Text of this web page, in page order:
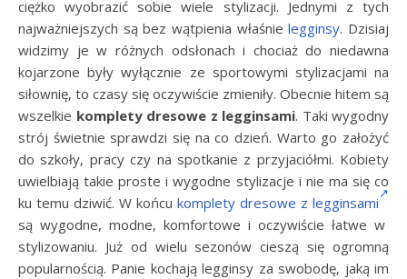
ciężko wyobrazić sobie wiele stylizacji. Jednymi z tych
najważniejszych są bez wątpienia właśnielegginsy. Dzisiaj
widzimy je w różnych odsłonach i chociaż do niedawna
kojarzone były wyłącznie ze sportowymi stylizacjami na
siłownię, to czasy się oczywiście zmieniły. Obecnie hitem są
wszelkie komplety dresowe z legginsami. Taki wygodny
strój świetnie sprawdzi się na co dzień. Warto go założyć
do szkoły, pracy czy na spotkanie z przyjaciółmi. Kobiety
uwielbiają takie proste i wygodne stylizacje i nie ma się co
ku temu dziwić. W końcu komplety dresowe z legginsami
są wygodne, modne, komfortowe i oczywiście łatwe w
stylizowaniu. Już od wielu sezonów cieszą się ogromną
popularnością. Panie kochają legginsy za swobodę, jaką im